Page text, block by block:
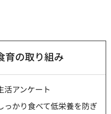
育の取り組み
活アンケート
っかり食べて低栄養を防ぎ